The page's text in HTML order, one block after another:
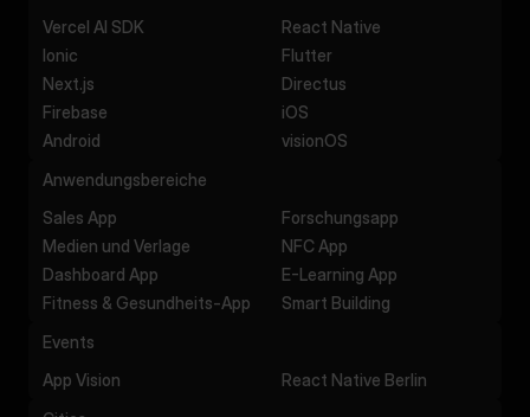
Vercel AI SDK
React Native
Ionic
Flutter
Next.js
Directus
Firebase
iOS
Android
visionOS
Anwendungsbereiche
Sales App
Forschungsapp
Medien und Verlage
NFC App
Dashboard App
E-Learning App
Fitness & Gesundheits-App
Smart Building
Events
App Vision
React Native Berlin